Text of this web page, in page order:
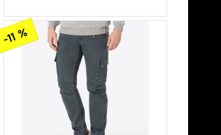
-11 %